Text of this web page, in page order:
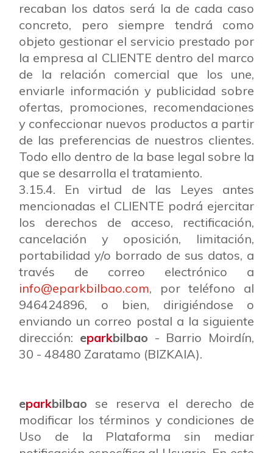
recaban los datos será la de cada caso
concreto, pero siempre tendrá como
objeto gestionar el servicio prestado por
la empresa al CLIENTE dentro del marco
de la relación comercial que los une,
enviarle información y publicidad sobre
ofertas, promociones, recomendaciones
y confeccionar nuevos productos a partir
de las preferencias de nuestros clientes.
Todo ello dentro de la base legal sobre la
que se desarrolla el tratamiento.
3.15.4. En virtud de las Leyes antes
mencionadas el CLIENTE podrá ejercitar
los derechos de acceso, rectificación,
cancelación y oposición, limitación,
portabilidad y/o borrado de sus datos, a
través de correo electrónico a
info@eparkbilbao.com, por teléfono al
946424896, o bien, dirigiéndose o
enviando un correo postal a la siguiente
dirección: eparkbilbao - Barrio Moirdín,
30 - 48480 Zaratamo (BIZKAIA).
eparkbilbao se reserva el derecho de
modificar los términos y condiciones de
Uso de la Plataforma sin mediar